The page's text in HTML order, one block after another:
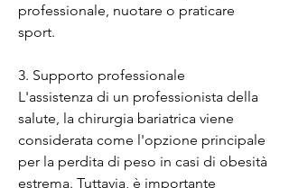
professionale, nuotare o praticare
sport.
3. Supporto professionale
L'assistenza di un professionista della
salute, la chirurgia bariatrica viene
considerata come l'opzione principale
per la perdita di peso in casi di obesità
estrema. Tuttavia, è importante